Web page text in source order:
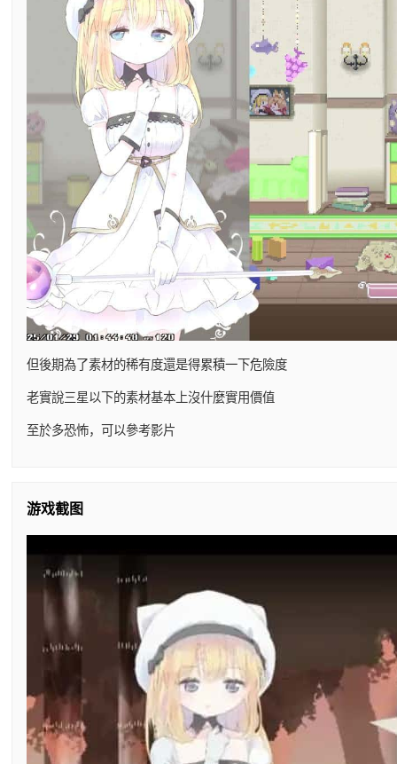
但後期為了素材的稀有度還是得累積一下危險度
老實說三星以下的素材基本上沒什麼實用價值
至於多恐怖，可以參考影片
游戏截图